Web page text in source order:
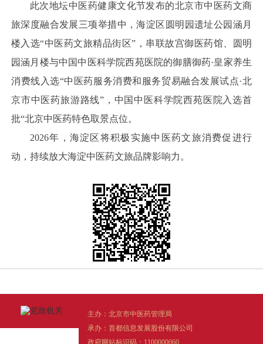
此次地坛中医药健康文化节发布的北京市中医药文商
旅深度融合发展三项举措中，海淀区圆明园遗址公园涵月
楼入选“中医药文旅精品街区”，串联故宫御医药馆、圆明
园涵月楼与中国中医科学院西苑医院的御膳御药·皇家养生
消费线入选“中医药服务消费和服务贸易融合发展试点·北
京市中医药旅游路线”，中国中医科学院西苑医院入选首
批“北京中医药特色取景点位。
2026年，海淀区将积极实施中医药文旅消费促进行
动，持续放大海淀中医药文旅品牌影响力。
主办：北京市中医药管理局
承办：首都信息发展股份有限公司
政府网站标识码：1100000060